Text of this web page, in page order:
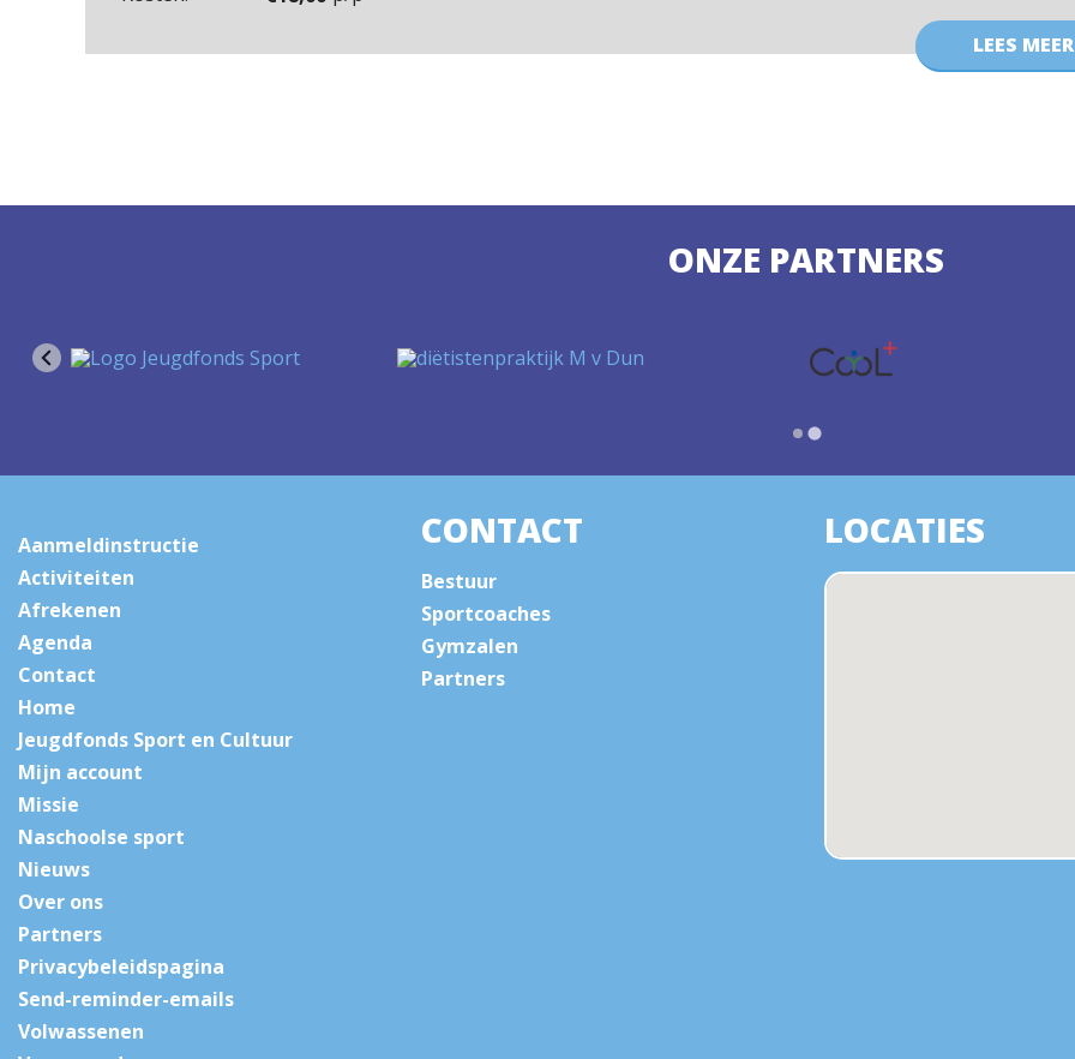
LEES MEER
ONZE PARTNERS
Aanmeldinstructie
Activiteiten
Afrekenen
Agenda
Contact
Home
Jeugdfonds Sport en Cultuur
Mijn account
Missie
Naschoolse sport
Nieuws
Over ons
Partners
Privacybeleidspagina
Send-reminder-emails
Volwassenen
CONTACT
Bestuur
Sportcoaches
Gymzalen
Partners
LOCATIES